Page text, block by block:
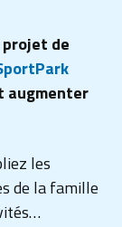
projet de
les
de la famille